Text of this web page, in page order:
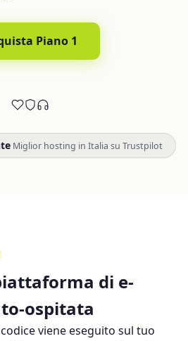
Piano 1
· Miglior hosting in Italia su Trustpilot
di e-
ospitata
viene eseguito sul tuo